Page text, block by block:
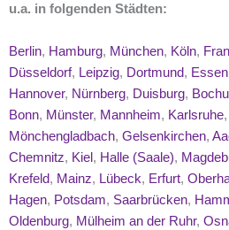
u.a. in folgenden Städten:
Berlin, Hamburg, München, Köln,
Düsseldorf, Leipzig, Dortmund, Essen
Hannover, Nürnberg, Duisburg,
Bonn, Münster, Mannheim, Karlsruhe,
Mönchengladbach, Gelsenkirchen,
Chemnitz, Kiel , Halle (Saale),
Krefeld, Mainz, Lübeck, Erfurt,
Hagen, Potsdam, Saarbrücken,
Oldenburg, Mülheim an der Ruhr,